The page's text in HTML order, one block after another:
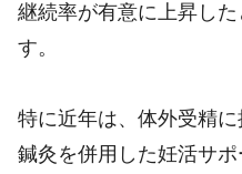
継続率が有意に上昇し
す。
特に近年は、体外受精に
鍼灸を併用した妊活サ